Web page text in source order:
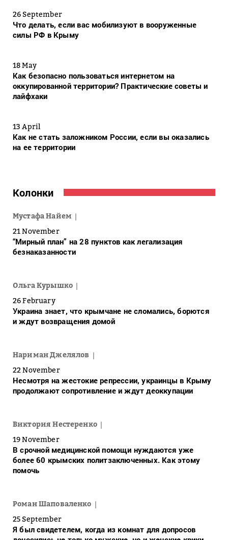
26 September
Что делать, если вас мобилизуют в вооруженные
силы РФ в Крыму
18 May
Как безопасно пользоваться интернетом на
оккупированной территории? Практические советы и
лайфхаки
13 April
Как не стать заложником России, если вы оказались
на ее территории
Колонки
Мустафа Найем
21 November
“Мирный план” на 28 пунктов как легализация
безнаказанности
Ольга Курышко
26 February
Украина знает, что крымчане не сломались, борются
и ждут возвращения домой
Нариман Джелялов
22 November
Несмотря на жестокие репрессии, украинцы в Крыму
продолжают сопротивление и ждут деоккупации
Виктория Нестеренко
19 November
В срочной медицинской помощи нуждаются уже
более 60 крымских политзаключенных. Как этому
помочь
Роман Шаповаленко
25 September
Я был свидетелем, когда из комнат для допросов